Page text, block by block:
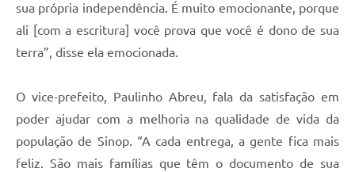
sua própria independência. É muito emocionante, porque
ali [com a escritura] você prova que você é dono de sua
terra”, disse ela emocionada.
O vice-prefeito, Paulinho Abreu, fala da satisfação em
poder ajudar com a melhoria na qualidade de vida da
população de Sinop. “A cada entrega, a gente fica mais
feliz. São mais famílias que têm o documento de sua